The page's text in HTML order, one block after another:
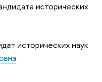
исторических
исторических наук